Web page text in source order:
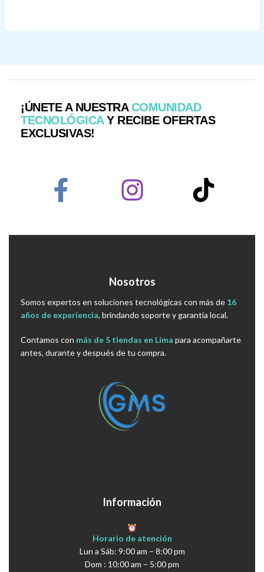
¡ÚNETE A NUESTRACOMUNIDAD
TECNOLÓGICAY RECIBE OFERTAS
EXCLUSIVAS!
Nosotros
Somos expertos en soluciones tecnológicas con más de 16
años de experiencia, brindando soporte y garantía local.
Contamos con más de 5 tiendas en Lima para acompañarte
antes, durante y después de tu compra.
Información
Horario de atención
Lun a Sáb: 9:00 am – 8:00 pm
Dom : 10:00 am – 5:00 pm